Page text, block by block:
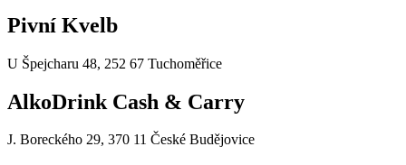
Pivní Kvelb
U Špejcharu 48, 252 67 Tuchoměřice
AlkoDrink Cash & Carry
J. Boreckého 29, 370 11 České Budějovice